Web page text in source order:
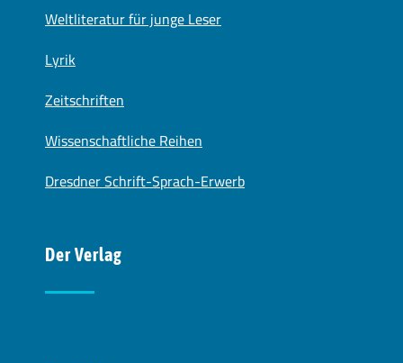
Weltliteratur für junge Leser
Lyrik
Zeitschriften
Wissenschaftliche Reihen
Dresdner Schrift-Sprach-Erwerb
Der Verlag